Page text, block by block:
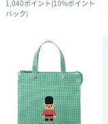
1,040ポイント(10%ポイント
バック)